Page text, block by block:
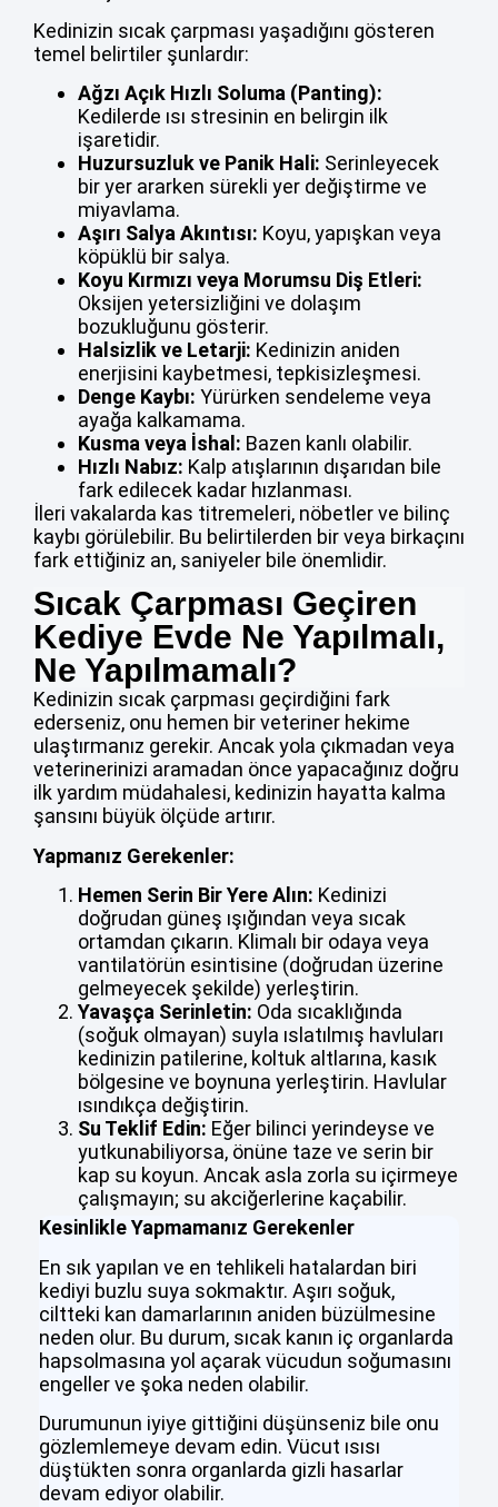
Kedinizin sıcak çarpması yaşadığını gösteren
temel belirtiler şunlardır:
Ağzı Açık Hızlı Soluma (Panting):
Kedilerde ısı stresinin en belirgin ilk
işaretidir.
Huzursuzluk ve Panik Hali: Serinleyecek
bir yer ararken sürekli yer değiştirme ve
miyavlama.
Aşırı Salya Akıntısı: Koyu, yapışkan veya
köpüklü bir salya.
Koyu Kırmızı veya Morumsu Diş Etleri:
Oksijen yetersizliğini ve dolaşım
bozukluğunu gösterir.
Halsizlik ve Letarji: Kedinizin aniden
enerjisini kaybetmesi, tepkisizleşmesi.
Denge Kaybı: Yürürken sendeleme veya
ayağa kalkamama.
Kusma veya İshal: Bazen kanlı olabilir.
Hızlı Nabız: Kalp atışlarının dışarıdan bile
fark edilecek kadar hızlanması.
İleri vakalarda kas titremeleri, nöbetler ve bilinç
kaybı görülebilir. Bu belirtilerden bir veya birkaçını
fark ettiğiniz an, saniyeler bile önemlidir.
Sıcak Çarpması Geçiren
Kediye Evde Ne Yapılmalı,
Ne Yapılmamalı?
Kedinizin sıcak çarpması geçirdiğini fark
ederseniz, onu hemen bir veteriner hekime
ulaştırmanız gerekir. Ancak yola çıkmadan veya
veterinerinizi aramadan önce yapacağınız doğru
ilk yardım müdahalesi, kedinizin hayatta kalma
şansını büyük ölçüde artırır.
Yapmanız Gerekenler:
Hemen Serin Bir Yere Alın: Kedinizi
doğrudan güneş ışığından veya sıcak
ortamdan çıkarın. Klimalı bir odaya veya
vantilatörün esintisine (doğrudan üzerine
gelmeyecek şekilde) yerleştirin.
Yavaşça Serinletin: Oda sıcaklığında
(soğuk olmayan) suyla ıslatılmış havluları
kedinizin patilerine, koltuk altlarına, kasık
bölgesine ve boynuna yerleştirin. Havlular
ısındıkça değiştirin.
Su Teklif Edin: Eğer bilinci yerindeyse ve
yutkunabiliyorsa, önüne taze ve serin bir
kap su koyun. Ancak asla zorla su içirmeye
çalışmayın; su akciğerlerine kaçabilir.
Kesinlikle Yapmamanız Gerekenler
En sık yapılan ve en tehlikeli hatalardan biri
kediyi buzlu suya sokmaktır. Aşırı soğuk,
ciltteki kan damarlarının aniden büzülmesine
neden olur. Bu durum, sıcak kanın iç organlarda
hapsolmasına yol açarak vücudun soğumasını
engeller ve şoka neden olabilir.
Durumunun iyiye gittiğini düşünseniz bile onu
gözlemlemeye devam edin. Vücut ısısı
düştükten sonra organlarda gizli hasarlar
devam ediyor olabilir.